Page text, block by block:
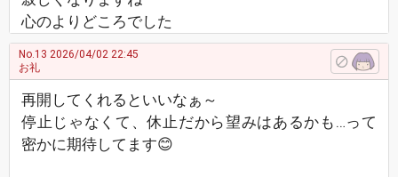
心のよりどころでした
No.13 2026/04/02 22:45
お礼
再開してくれるといいなぁ～
停止じゃなくて、休止だから望みはあるかも…って
密かに期待してます😊